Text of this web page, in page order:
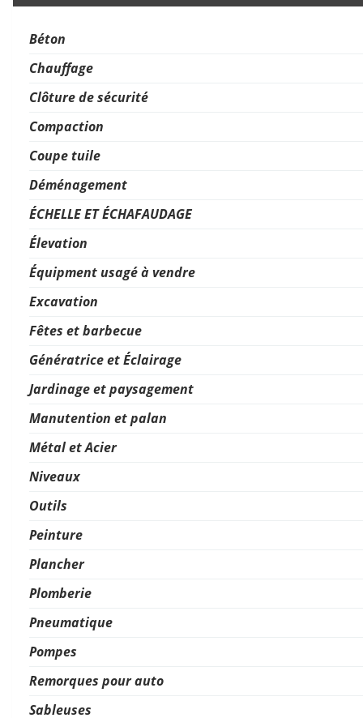
Béton
Chauffage
Clôture de sécurité
Compaction
Coupe tuile
Déménagement
ÉCHELLE ET ÉCHAFAUDAGE
Élevation
Équipment usagé à vendre
Excavation
Fêtes et barbecue
Génératrice et Éclairage
Jardinage et paysagement
Manutention et palan
Métal et Acier
Niveaux
Outils
Peinture
Plancher
Plomberie
Pneumatique
Pompes
Remorques pour auto
Sableuses